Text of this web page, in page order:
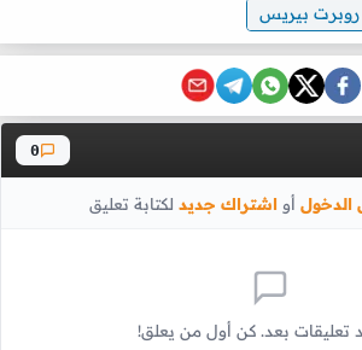
روبرت بيريس
0
الدخول أواشتراك جديد لكتابة تعليق
تعليقات بعد. كن أول من يعلق!